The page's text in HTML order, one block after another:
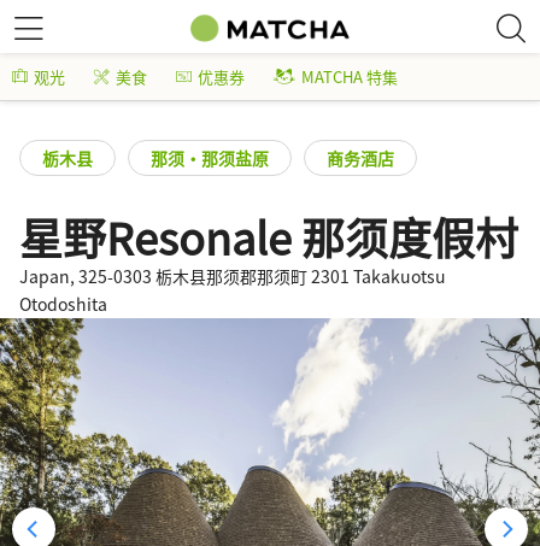
观光 美食 优惠券 MATCHA 特集
栃木县 那须・那须盐原 商务酒店
星野Resonale 那须度假村
Japan, 325-0303 栃木县那须郡那须町 2301 Takakuotsu
Otodoshita